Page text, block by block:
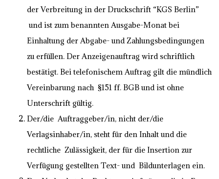
der Verbreitung in der Druckschrift “KGS Berlin”
und ist zum benannten Ausgabe-Monat bei
Einhaltung der Abgabe- und Zahlungsbedingungen
zu erfüllen. Der Anzeigenauftrag wird schriftlich
bestätigt. Bei telefonischem Auftrag gilt die mündlich
Vereinbarung nach §151 ff. BGB und ist ohne
Unterschrift gültig.
Der/die Auftraggeber/in, nicht der/die
Verlagsinhaber/in, steht für den Inhalt und die
rechtliche Zulässigkeit, der für die Insertion zur
Verfügung gestellten Text- und Bildunterlagen ein.